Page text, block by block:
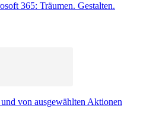
365: Träumen. Gestalten.
von ausgewählten Aktionen